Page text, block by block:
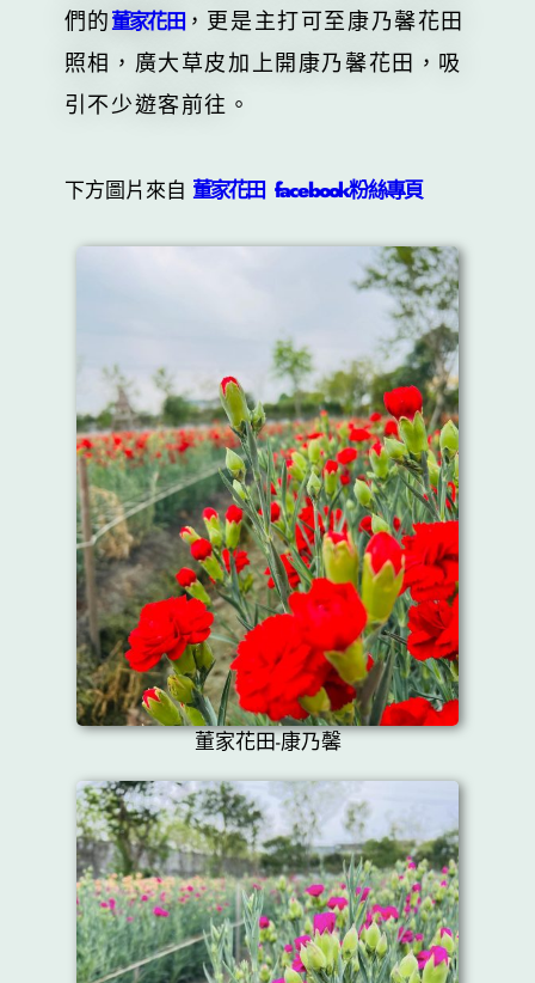
們的 董家花田 ，更是主打可至康乃馨花田
照相，廣大草皮加上開康乃馨花田，吸
引不少遊客前往。
下方圖片來自 董家花田 facebook粉絲專頁
董家花田-康乃馨